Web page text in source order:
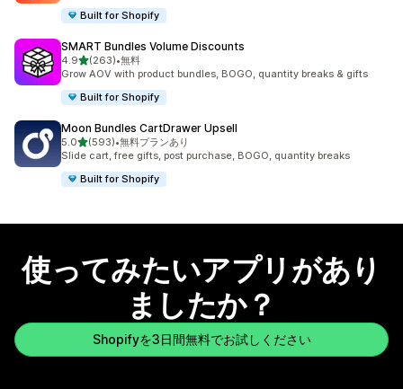
Built for Shopify
SMART Bundles Volume Discounts
4.95つ星中
(263)
合計レビュー数：263件
•無料
Grow AOV with product bundles, BOGO, quantity breaks & gifts
Built for Shopify
Moon Bundles CartDrawer Upsell
5.05つ星中
(593)
合計レビュー数：593件
•無料プランあり
Slide cart, free gifts, post purchase, BOGO, quantity breaks
Built for Shopify
使ってみたいアプリがあり
ましたか？
Shopifyを3日間無料でお試しください